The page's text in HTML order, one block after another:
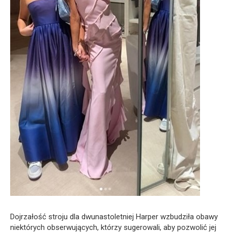
Dojrzałość stroju dla dwunastoletniej Harper wzbudziła obawy
niektórych obserwujących, którzy sugerowali, aby pozwolić jej